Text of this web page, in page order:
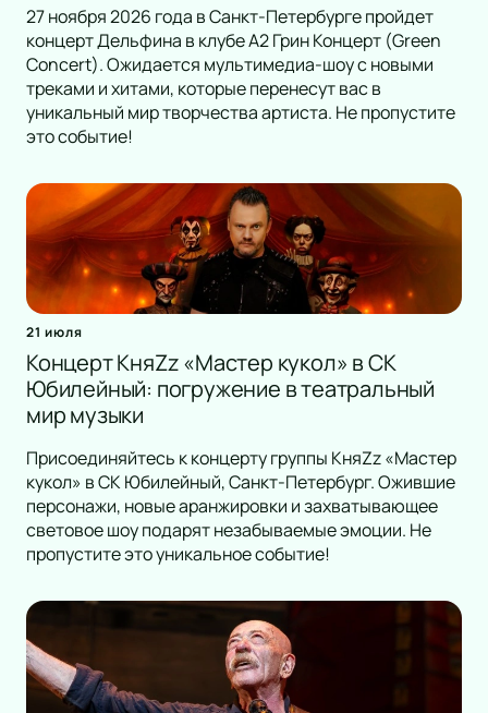
27 ноября 2026 года в Санкт-Петербурге пройдет
концерт Дельфина в клубе А2 Грин Концерт (Green
Concert). Ожидается мультимедиа-шоу с новыми
треками и хитами, которые перенесут вас в
уникальный мир творчества артиста. Не пропустите
это событие!
21 июля
Концерт КняZz «Мастер кукол» в СК
Юбилейный: погружение в театральный
мир музыки
Присоединяйтесь к концерту группы КняZz «Мастер
кукол» в СК Юбилейный, Санкт-Петербург. Ожившие
персонажи, новые аранжировки и захватывающее
световое шоу подарят незабываемые эмоции. Не
пропустите это уникальное событие!